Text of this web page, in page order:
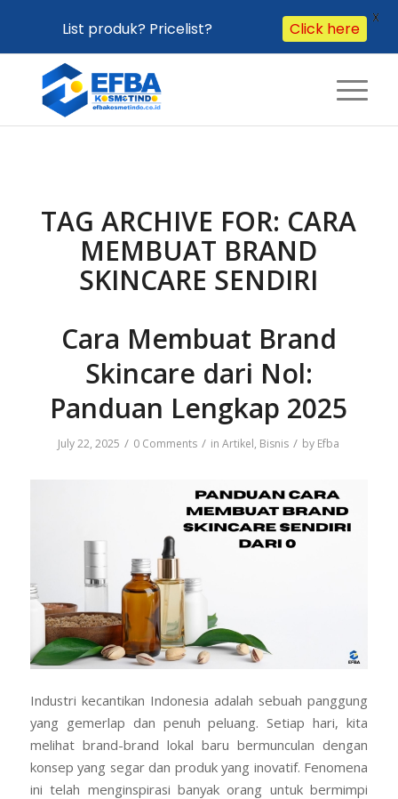
TAG ARCHIVE FOR: CARA
MEMBUAT BRAND
SKINCARE SENDIRI
Cara Membuat Brand
Skincare dari Nol:
Panduan Lengkap 2025
July 22, 2025 / 0 Comments / inArtikel, Bisnis / by Efba
Industri kecantikan Indonesia adalah sebuah panggung
yang gemerlap dan penuh peluang. Setiap hari, kita
melihat brand-brand lokal baru bermunculan dengan
konsep yang segar dan produk yang inovatif. Fenomena
ini telah menginspirasi banyak orang untuk bermimpi
List produk? Pricelist? Click here
X